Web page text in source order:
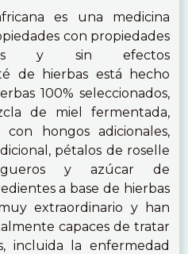
es una medicina
con propiedades
y sin efectos
de hierbas está hecho
100% seleccionados,
de miel fermentada,
hongos adicionales,
pétalos de roselle
y azúcar de
a base de hierbas
extraordinario y han
capaces de tratar
incluida la enfermedad